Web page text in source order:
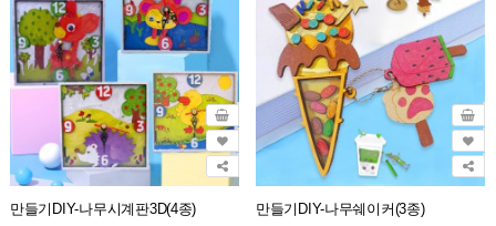
만들기DIY-나무시계판3D(4종) 만들기DIY-나무쉐이커(3종)